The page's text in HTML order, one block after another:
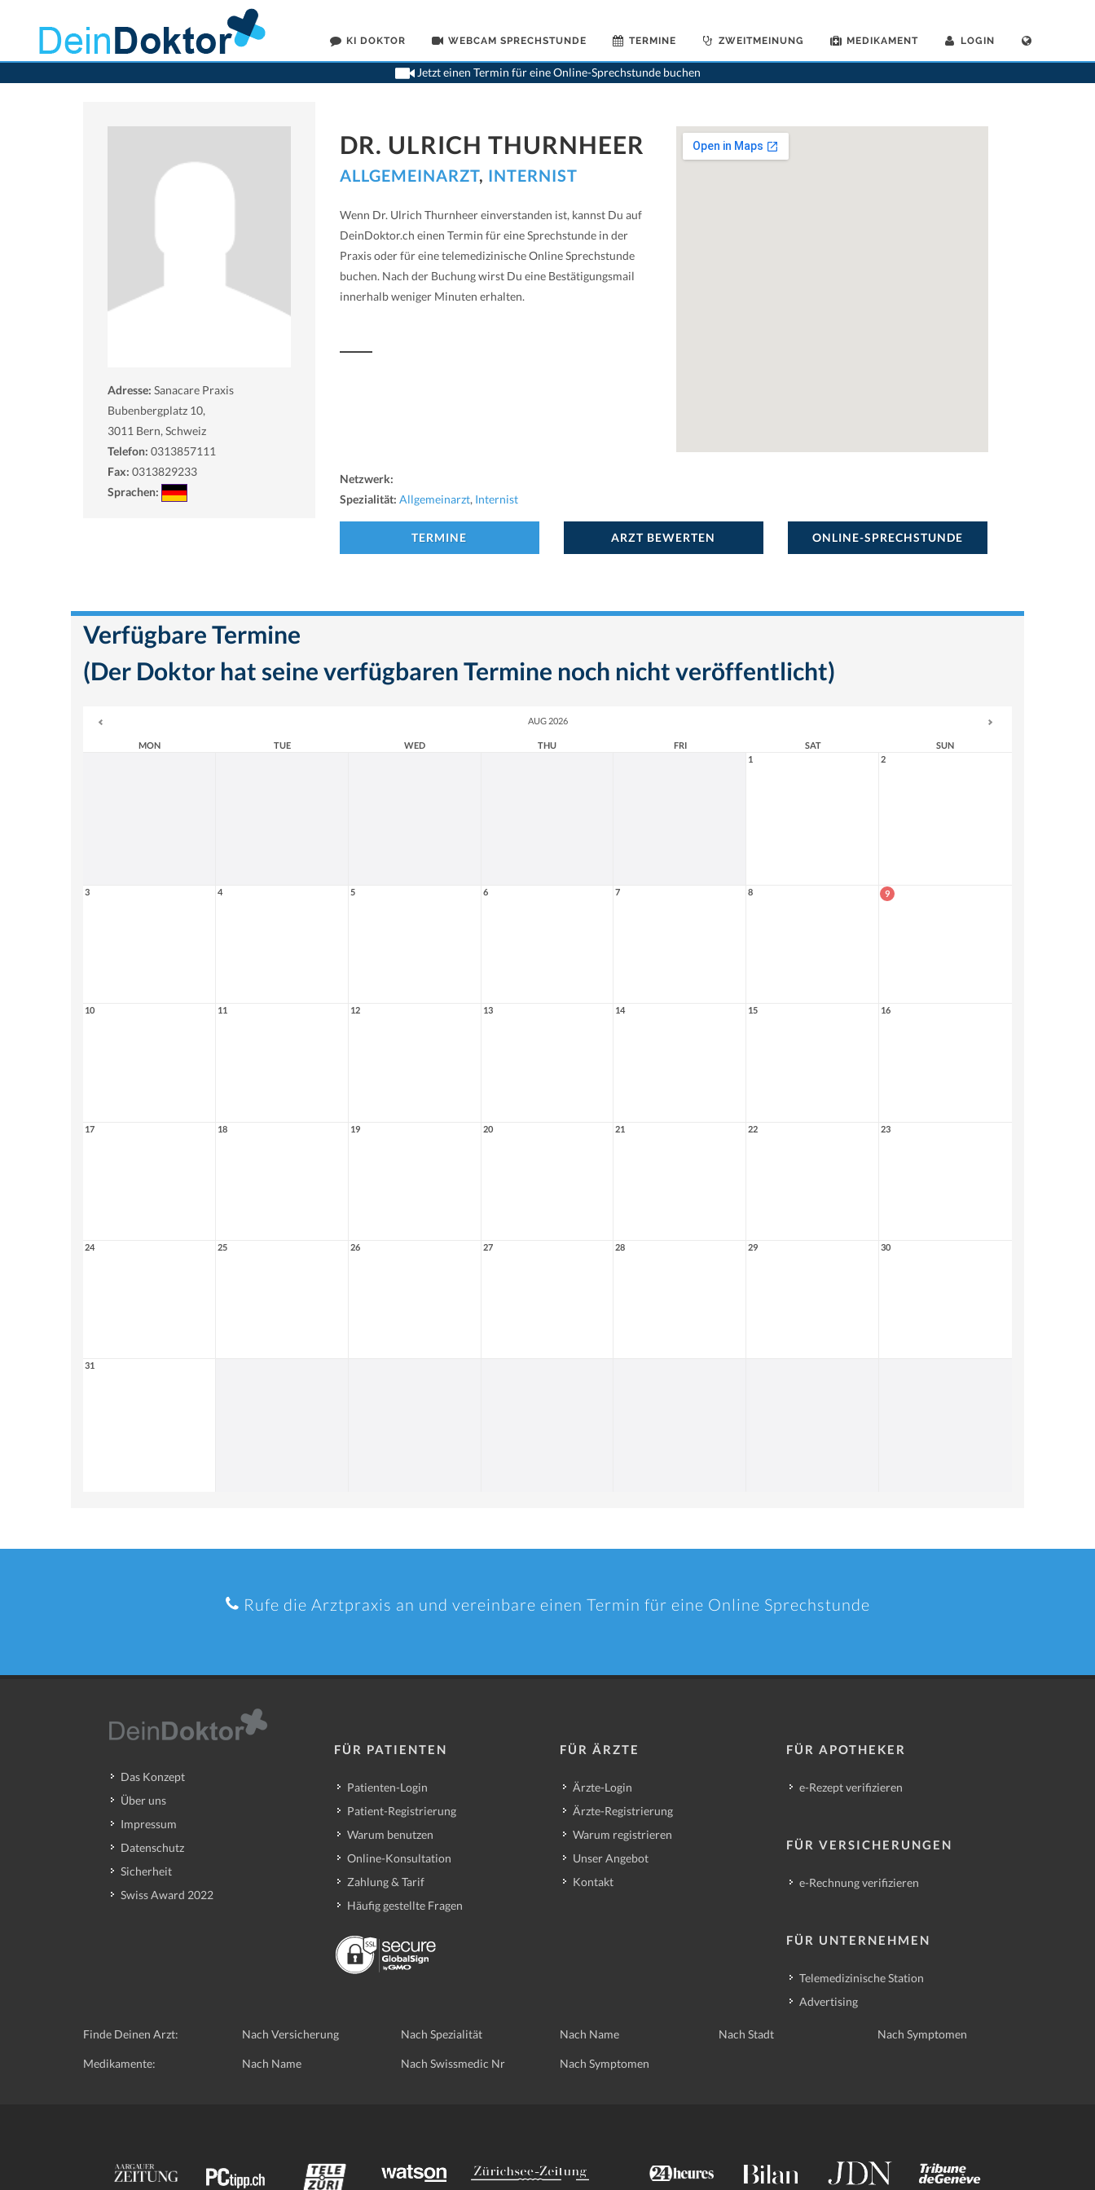
KI DOKTOR WEBCAM SPRECHSTUNDE TERMINE ZWEITMEINUNG MEDIKAMENT LOGIN
Jetzt einen Termin für eine Online-Sprechstunde buchen
>Allgemeinaerzte>Bern>Dr. Ulrich Thurnheer>Termin mit Dr. Ulrich Thurnheer
Adresse: Sanacare Praxis
Bubenbergplatz 10,
3011 Bern, Schweiz
Telefon: 0313857111
Fax: 0313829233
Sprachen:
DR. ULRICH THURNHEER
ALLGEMEINARZT, INTERNIST
Wenn Dr. Ulrich Thurnheer einverstanden ist, kannst Du auf
DeinDoktor.ch einen Termin für eine Sprechstunde in der
Praxis oder für eine telemedizinische Online Sprechstunde
buchen. Nach der Buchung wirst Du eine Bestätigungsmail
innerhalb weniger Minuten erhalten.
Netzwerk:
Spezialität: Allgemeinarzt, Internist
TERMINE ARZT BEWERTEN ONLINE-SPRECHSTUNDE
Verfügbare Termine
(Der Doktor hat seine verfügbaren Termine noch nicht veröffentlicht)
AUG 2026
MON TUE WED THU FRI SAT
SUN
1
2
3 4 5 6 7 8 9
10 11 12 13 14 15 16
17 18 19 20 21 22 23
24 25 26 27 28 29 30
31
Rufe die Arztpraxis an und vereinbare einen Termin für eine Online Sprechstunde
Das Konzept
Über uns
Impressum
Datenschutz
Sicherheit
Swiss Award 2022
FÜR PATIENTEN
Patienten-Login
Patient-Registrierung
Warum benutzen
Online-Konsultation
Zahlung & Tarif
Häufig gestellte Fragen
FÜR ÄRZTE
Ärzte-Login
Ärzte-Registrierung
Warum registrieren
Unser Angebot
Kontakt
FÜR APOTHEKER
e-Rezept verifizieren
FÜR VERSICHERUNGEN
e-Rechnung verifizieren
FÜR UNTERNEHMEN
Telemedizinische Station
Advertising
Finde Deinen Arzt: Nach Versicherung Nach Spezialität Nach Name Nach Stadt Nach Symptomen
Medikamente: Nach Name Nach Swissmedic Nr Nach Symptomen